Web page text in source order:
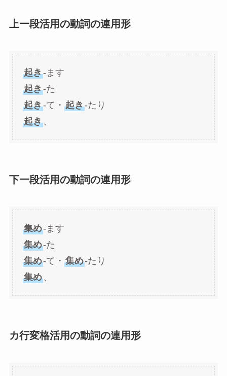
上一段活用の動詞の連用形
起き-ます
起き-た
起き-て・ 起き-たり
起き、
下一段活用の動詞の連用形
集め-ます
集め-た
集め-て・ 集め-たり
集め、
カ行変格活用の動詞の連用形